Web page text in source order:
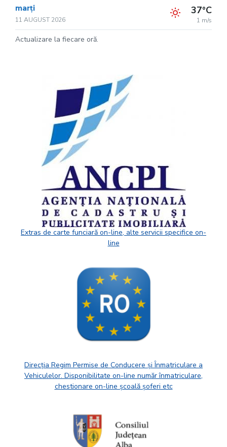
marți
11 AUGUST 2026
37°C
1 m/s
Actualizare la fiecare oră.
Extras de carte funciară on-line, alte servicii specifice on-
line
Direcția Regim Permise de Conducere și Înmatriculare a
Vehiculelor. Disponibilitate on-line număr înmatriculare,
chestionare on-line școală șoferi etc